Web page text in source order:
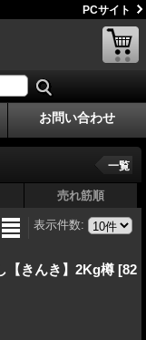
PCサイト
お問い合わせ
一覧
売れ筋順
表示件数:
きんき】2Kg樽 [82